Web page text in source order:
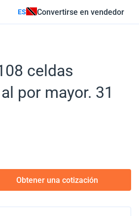
ES Convertirse en vendedor
celdas
por mayor. 31
Obtener una cotización